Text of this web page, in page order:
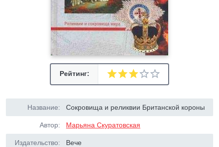
Рейтинг:
Название: Сокровища и реликвии Британской короны
Автор: Марьяна Скуратовская
Издательство: Вече